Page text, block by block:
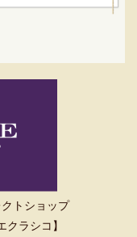
トショップ
クラシコ】